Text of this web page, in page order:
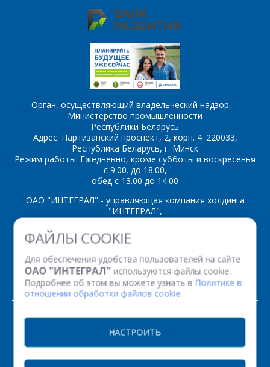
ФАЙЛЫ COOKIE
Для обеспечения удобства пользователей на сайте
ОАО "ИНТЕГРАЛ" используются файлы cookie.
Подробнее об этом вы можете узнать в Политике в
отношении обработки файлов cookie.
НАСТРОИТЬ
Орган, осуществляющий владельческий надзор, –
Министерство промышленности
Республики Беларусь
Адрес: Партизанский проспект, 2, корп. 4. 220033,
Республика Беларусь, г. Минск
Режим работы: Ежедневно, кроме субботы и воскресенья
с 9.00. до 18.00,
обед с 13.00 до 14.00
ОАО "ИНТЕГРАЛ" - управляющая компания холдинга
"ИНТЕГРАЛ",
ул. Казинца И.П., д.121А, комната 327, г. Минск, 220108,
Республика Беларусь
Факс: (+375 17) 338 12 94 УНП 100386629
Рег. номер 100386629 от 01.08.2013 г.
© 2026. Все права защищены.
Комментарий*
*- обязательные
поля
ОТПРАВИТЬ
Я согласен на
обработку
персональных данных*
*- обязательные
поля